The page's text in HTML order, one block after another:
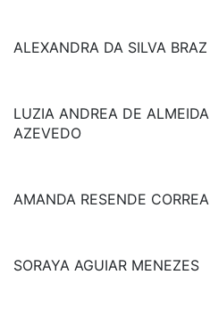
ALEXANDRA DA SILVA BRAZ
LUZIA ANDREA DE ALMEIDA
AZEVEDO
AMANDA RESENDE CORREA
SORAYA AGUIAR MENEZES